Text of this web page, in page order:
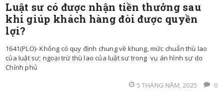
Luật sư có được nhận tiền thưởng sau
khi giúp khách hàng đòi được quyền
lợi?
1641(PLO)- Không có quy định chung về khung, mức chuẩn thù lao
của luật sư; ngoại trừ thù lao của luật sư trong vụ án hình sự do
Chính phủ
5 THÁNG NĂM, 2025
0